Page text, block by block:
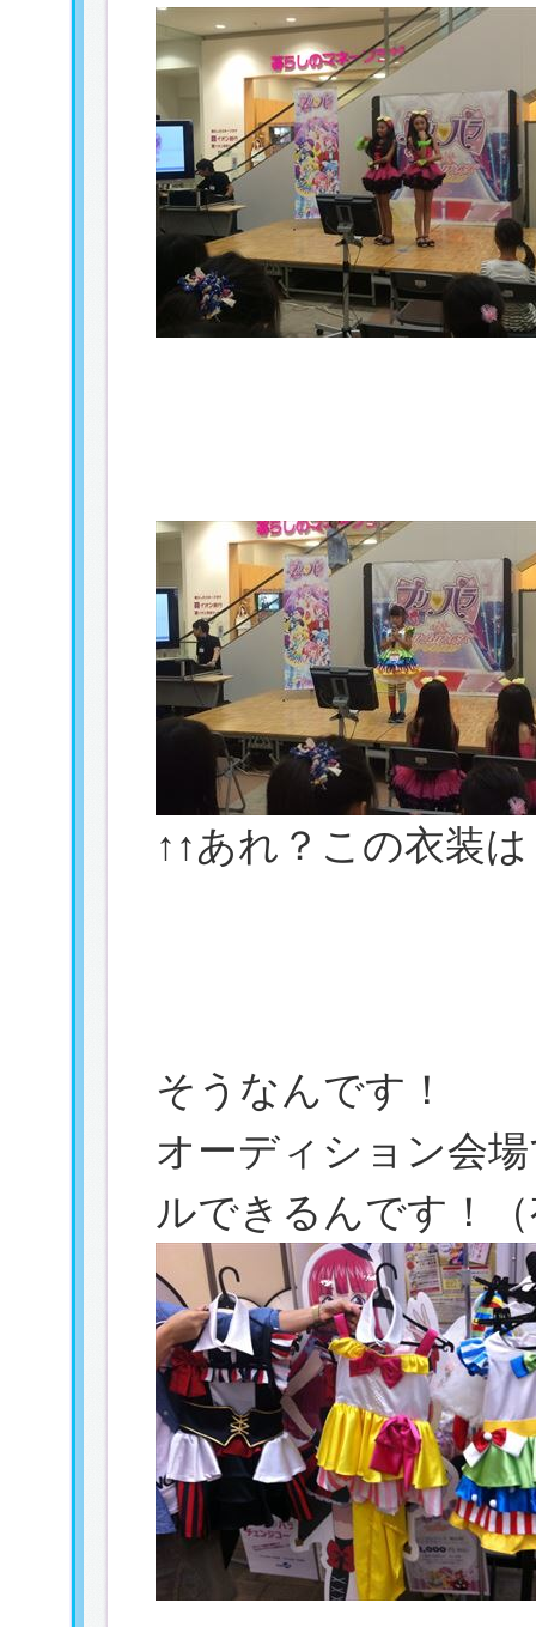
↑↑あれ？この衣装
そうなんです！
オーディション会
ルできるんです！